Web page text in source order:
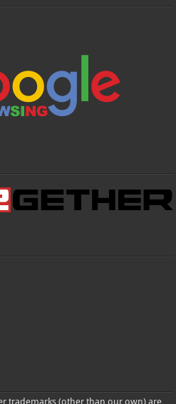
trademarks (other than our own) are